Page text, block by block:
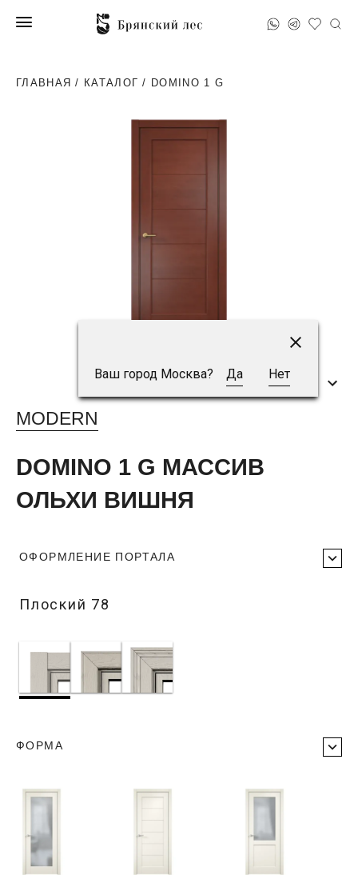
Ваш город Москва? Да Нет
ГЛАВНАЯ / КАТАЛОГ / DOMINO 1 G
MODERN
DOMINO 1 G МАССИВ
ОЛЬХИ ВИШНЯ
ОФОРМЛЕНИЕ ПОРТАЛА
Плоский 78
ФОРМА